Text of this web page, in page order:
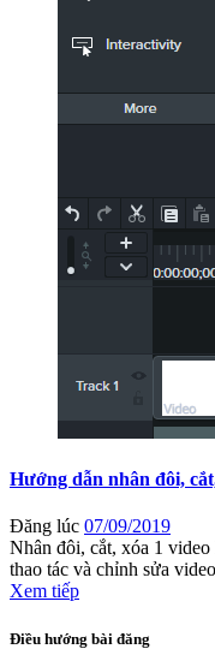
Hướng dẫn nhân đôi,
Đăng lúc 07/09/2019
Nhân đôi, cắt, xóa 1
thao tác và chỉnh sửa
Xem tiếp
Điều hướng bài đăng